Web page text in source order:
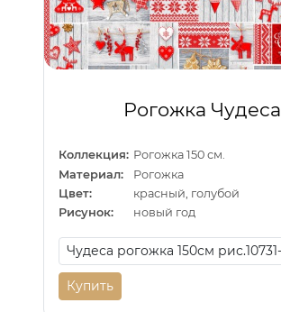
Рогожка Чудеса
Коллекция: Рогожка 150 см.
Материал:
Рогожка
Цвет:
красный, голубой
Рисунок:
новый год
Купить